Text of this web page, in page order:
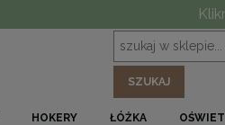
SZUKAJ
HOKERY ŁÓŻKA